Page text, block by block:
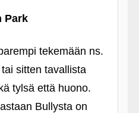
Park
tekemään ns.
sitten tavallista
tylsä että huono.
Bullysta on